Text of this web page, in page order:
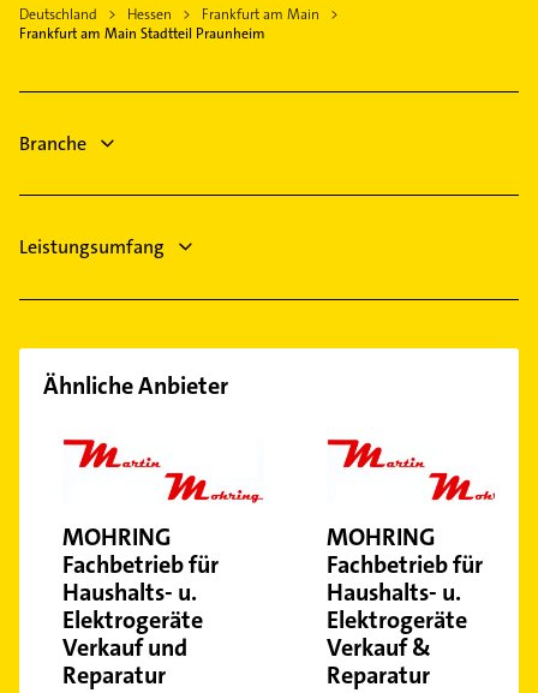
Hofheim am Taunus
Gebäudereinigung
Dachdecker
Zahnarzt
Deutschland
Hessen
Frankfurt am Main
Frankfurt am Main Stadtteil Praunheim
Branche
Leistungsumfang
Ähnliche Anbieter
MOHRING
Fachbetrieb für
Haushalts- u.
Elektrogeräte
Verkauf und
Reparatur
MOHRING
Fachbetrieb für
Haushalts- u.
Elektrogeräte
Verkauf &
Reparatur